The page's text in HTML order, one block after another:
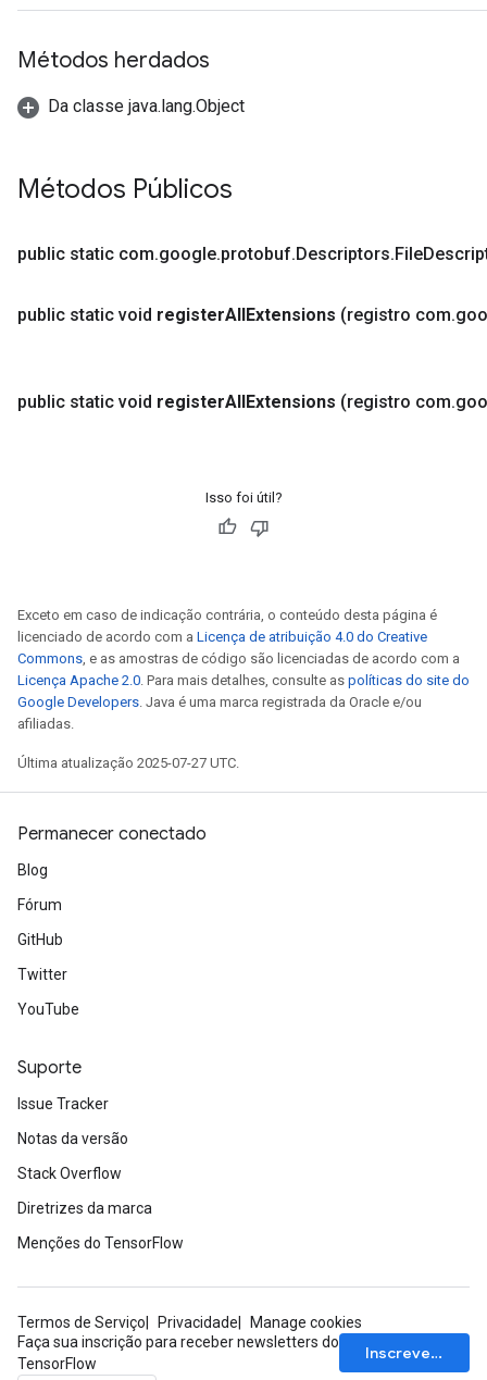
Métodos herdados
Da classe java.lang.Object
Métodos Públicos
public static com.google.protobuf.Descriptors.File
public static void registerAllExtensions (registro com.
public static void registerAllExtensions (registro com.
Isso foi útil?
Exceto em caso de indicação contrária, o conteúdo desta página é
licenciado de acordo com a Licença de atribuição 4.0 do Creative
Commons, e as amostras de código são licenciadas de acordo com a
Licença Apache 2.0. Para mais detalhes, consulte as políticas do site do
Google Developers. Java é uma marca registrada da Oracle e/ou
afiliadas.
Última atualização 2025-07-27 UTC.
Permanecer conectado
Blog
Fórum
GitHub
Twitter
YouTube
Suporte
Issue Tracker
Notas da versão
Stack Overflow
Diretrizes da marca
Menções do TensorFlow
Termos de Serviço Privacidade
Manage cookies
Faça sua inscrição para receber newsletters do
TensorFlow
Inscrever-se